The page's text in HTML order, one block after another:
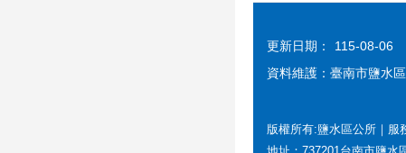
更新日期：
115-08-06
資料維護：臺南市鹽水
版權所有:鹽水區公所｜